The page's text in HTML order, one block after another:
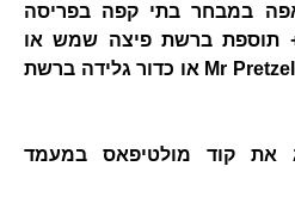
במבחר בתי קפה בפריסה
תוספת ברשת פיצה שמש או
פרצל חם ושתייה ברשת Mr Pretzels או כדור גלידה ברשת
את קוד מולטיפאס במעמד